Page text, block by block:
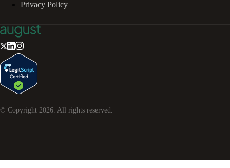
Privacy Policy
© Copyright 2026. All rights reserved.